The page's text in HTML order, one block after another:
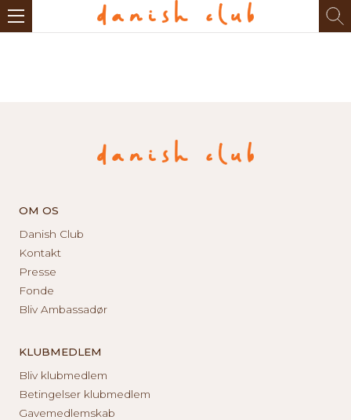
OM OS
Danish Club
Kontakt
Presse
Fonde
Bliv Ambassadør
KLUBMEDLEM
Bliv klubmedlem
Betingelser klubmedlem
Gavemedlemskab